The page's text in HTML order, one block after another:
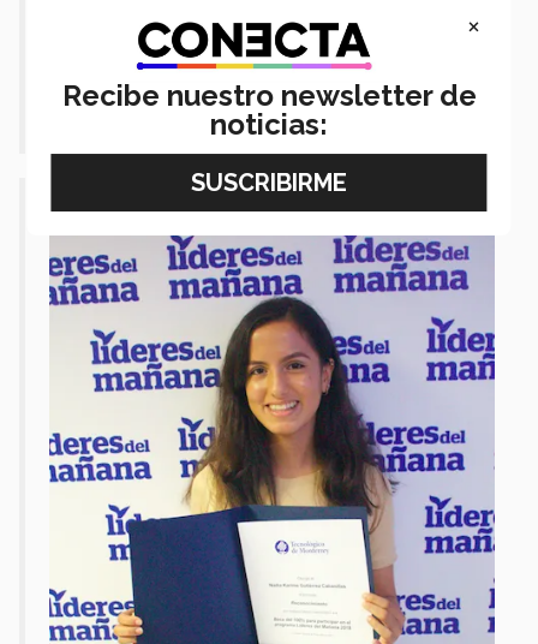
forma en la que te vas a presentar con la
sociedad”, compartióKarla Nava
Utrera, mamá de Audrey.
×
Recibe nuestro newsletter de
noticias: